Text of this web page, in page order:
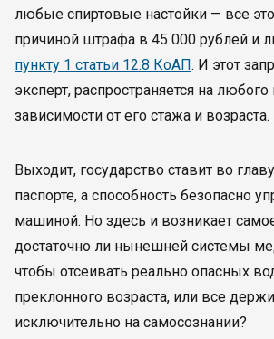
любые спиртовые настойки — все
причиной штрафа в 45 000 рублей и
пункту 1 статьи 12.8 КоАП. И этот
эксперт, распространяется на
зависимости от его стажа и возраста.
Выходит, государство ставит во
паспорте, а способность безопасно
машиной. Но здесь и возникает
достаточно ли нынешней системы
чтобы отсеивать реально опасных
преклонного возраста, или все
исключительно на самосознании?